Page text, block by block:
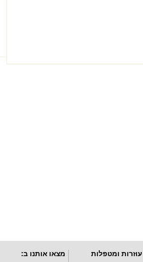
עוזרות ומטפלות מצאו אותנו ב: